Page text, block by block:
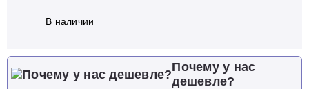
В наличии
Почему у нас
дешевле?